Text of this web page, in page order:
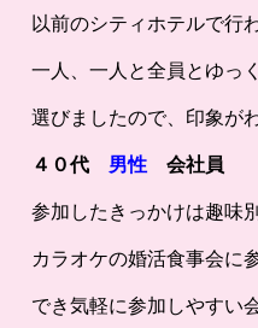
以前のシティホテルで行
一人、一人と全員とゆっ
選びましたので、印象が
４０代 男性 会社員
参加したきっかけは趣味
カラオケの婚活食事会に
でき気軽に参加しやすい